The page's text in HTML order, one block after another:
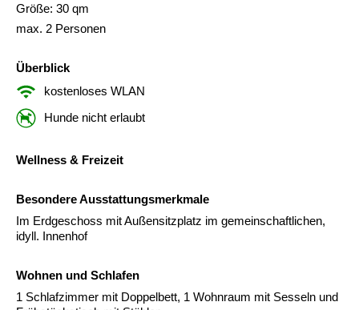
Größe: 30 qm
max. 2 Personen
Überblick
kostenloses WLAN
Hunde nicht erlaubt
Wellness & Freizeit
Besondere Ausstattungsmerkmale
Im Erdgeschoss mit Außensitzplatz im gemeinschaftlichen,
idyll. Innenhof
Wohnen und Schlafen
1 Schlafzimmer mit Doppelbett, 1 Wohnraum mit Sesseln und